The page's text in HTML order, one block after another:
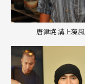
唐津焼 溝上藻風